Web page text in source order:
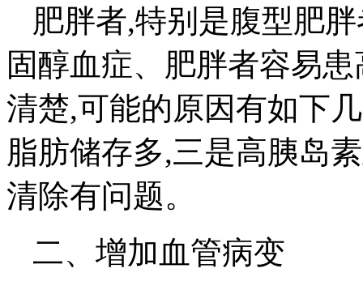
肥胖者,特别是腹型肥
固醇血症、肥胖者容易
清楚,可能的原因有如下
脂肪储存多,三是高胰岛
清除有问题。
二、增加血管病变